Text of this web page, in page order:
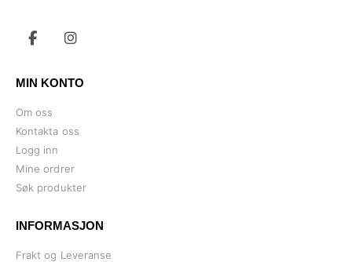
MIN KONTO
Om oss
Kontakta oss
Logg inn
Mine ordrer
Søk produkter
INFORMASJON
Frakt og Leveranse